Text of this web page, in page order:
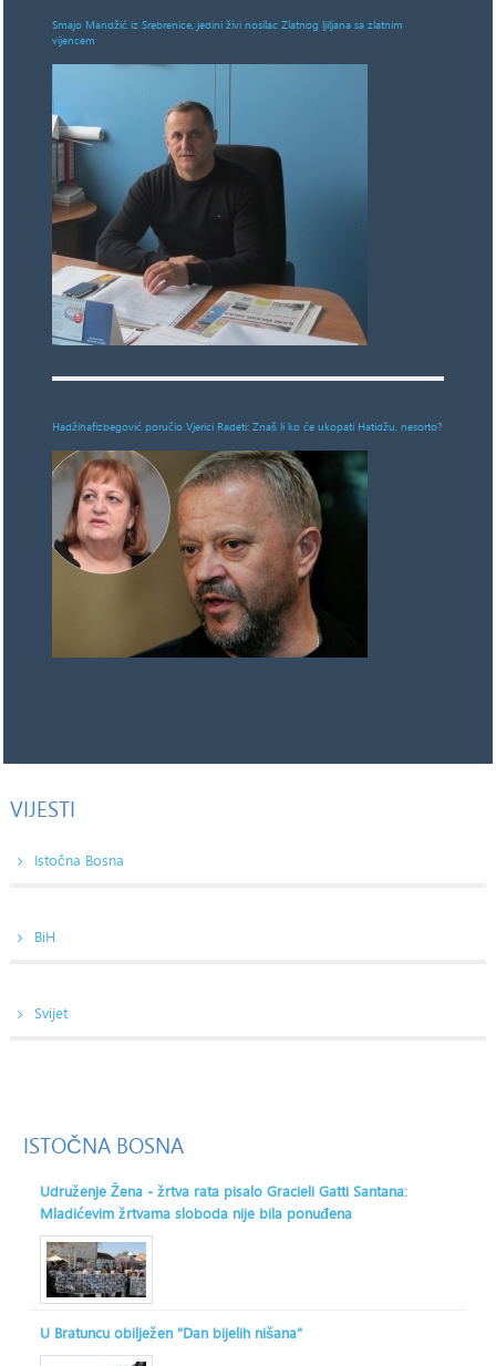
Smajo Mandžić iz Srebrenice, jedini živi nosilac Zlatnog ljiljana sa zlatnim
vijencem
Hadžihafizbegović poručio Vjerici Radeti: Znaš li ko će ukopati Hatidžu, nesorto?
VIJESTI
Istočna Bosna
BiH
Svijet
ISTOČNA BOSNA
Udruženje Žena - žrtva rata pisalo Gracieli Gatti Santana:
Mladićevim žrtvama sloboda nije bila ponuđena
U Bratuncu obilježen "Dan bijelih nišana"